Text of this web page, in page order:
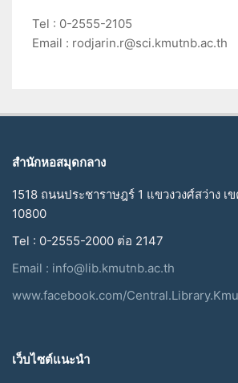
Tel : 0-2555-2105
Email : rodjarin.r@sci.kmutnb.ac.th
สำนักหอสมุดกลาง
1518 ถนนประชาราษฎร์ 1 แขวงวงศ์สว่าง เ
10800
Tel : 0-2555-2000 ต่อ 2147
Email : info@lib.kmutnb.ac.th
www.facebook.com/
เว็บไซต์แนะนำ